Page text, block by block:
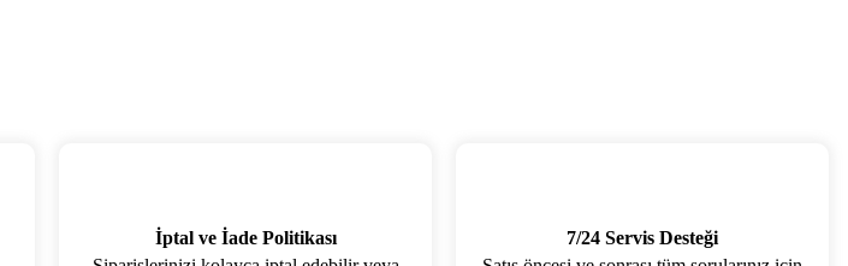
İptal ve İade Politikası
7/24 Servis Desteği